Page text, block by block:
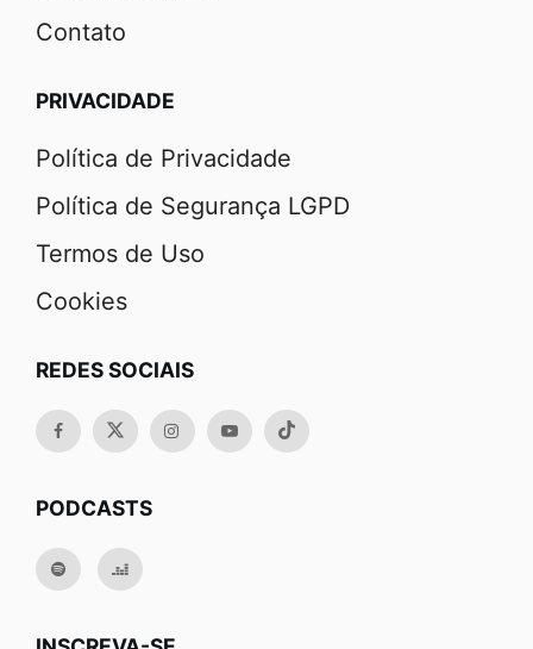
Contato
PRIVACIDADE
Política de Privacidade
Política de Segurança LGPD
Termos de Uso
Cookies
REDES SOCIAIS
PODCASTS